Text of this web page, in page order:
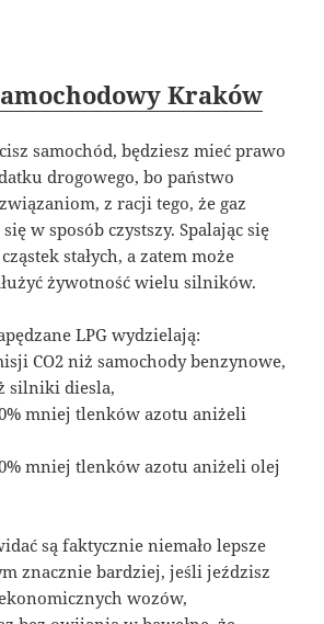
Kraków
samochód, będziesz mieć prawo
drogowego, bo państwo
z racji tego, że gaz
w sposób czystszy. Spalając się
stałych, a zatem może
żywotność wielu silników.
LPG wydzielają:
CO2 niż samochody benzynowe,
silniki diesla,
mniej tlenków azotu aniżeli
mniej tlenków azotu aniżeli olej
są faktycznie niemało lepsze
znacznie bardziej, jeśli jeździsz
wozów,